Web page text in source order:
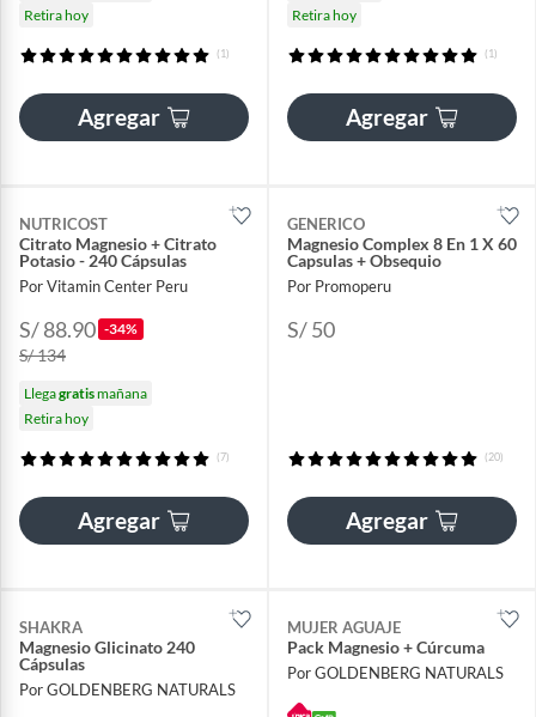
Retira hoy
(1)
Agregar
Retira hoy
(1)
Agregar
NUTRICOST
Citrato Magnesio + Citrato
Potasio - 240 Cápsulas
Por Vitamin Center Peru
S/ 88.90 -34%
S/ 134
Llegagratismañana
Retira hoy
(7)
Agregar
GENERICO
Magnesio Complex 8 En 1 X 60
Capsulas + Obsequio
Por Promoperu
S/ 50
(20)
Agregar
SHAKRA
Magnesio Glicinato 240
Cápsulas
Por GOLDENBERG NATURALS
MUJER AGUAJE
Pack Magnesio + Cúrcuma
Por GOLDENBERG NATURALS